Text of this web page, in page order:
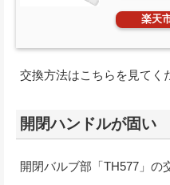
楽天
交換方法はこちらを見てく
開閉ハンドルが固い
開閉バルブ部「TH577」の